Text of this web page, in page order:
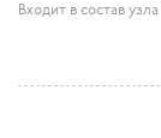
Входит в состав узла